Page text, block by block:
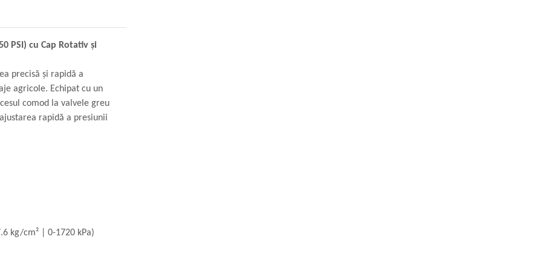
PSI) cu Cap Rotativ și
precisă și rapidă a
agricole. Echipat cu un
comod la valvele greu
rapidă a presiunii
kg/cm² | 0-1720 kPa)